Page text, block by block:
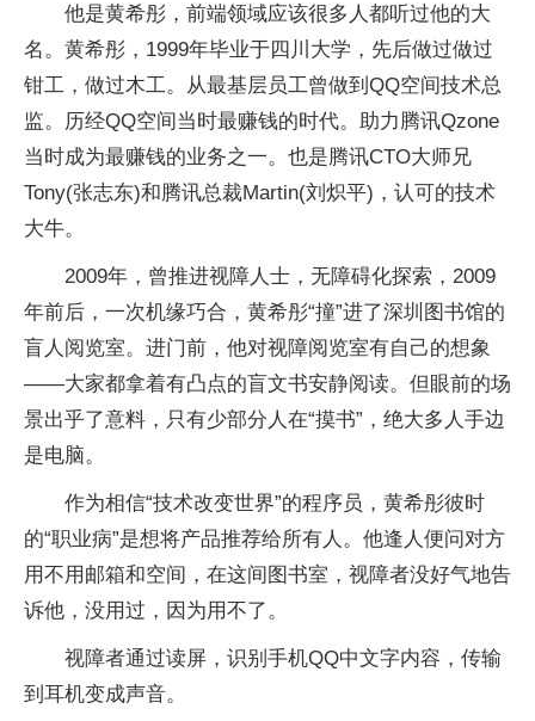
他是黄希彤，前端领域应该很多人都听过他的大
名。黄希彤，1999年毕业于四川大学，先后做过做过
钳工，做过木工。从最基层员工曾做到QQ空间技术总
监。历经QQ空间当时最赚钱的时代。助力腾讯Qzone
当时成为最赚钱的业务之一。也是腾讯CTO大师兄
Tony(张志东)和腾讯总裁Martin(刘炽平)，认可的技术
大牛。
2009年，曾推进视障人士，无障碍化探索，2009
年前后，一次机缘巧合，黄希彤“撞”进了深圳图书馆的
盲人阅览室。进门前，他对视障阅览室有自己的想象
——大家都拿着有凸点的盲文书安静阅读。但眼前的场
景出乎了意料，只有少部分人在“摸书”，绝大多人手边
是电脑。
作为相信“技术改变世界”的程序员，黄希彤彼时
的“职业病”是想将产品推荐给所有人。他逢人便问对方
用不用邮箱和空间，在这间图书室，视障者没好气地告
诉他，没用过，因为用不了。
视障者通过读屏，识别手机QQ中文字内容，传输
到耳机变成声音。